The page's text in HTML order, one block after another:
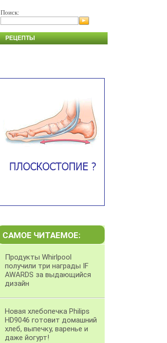
Поиск:
РЕЦЕПТЫ
САМОЕ ЧИТАЕМОЕ:
Продукты Whirlpool
получили три награды IF
AWARDS за выдающийся
дизайн
Новая хлебопечка Philips
HD9046 готовит домашний
хлеб, выпечку, варенье и
даже йогурт!